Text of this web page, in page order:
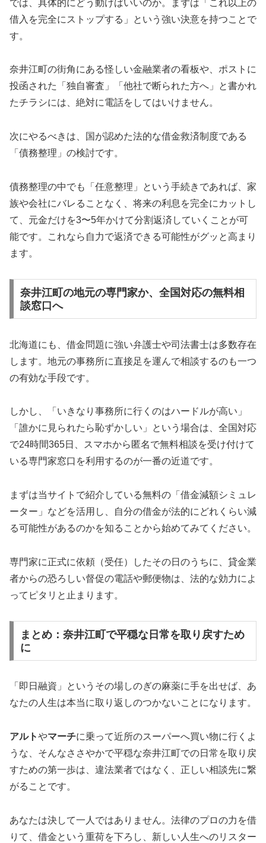
では、具体的にどう動けばいいのか。まずは「これ以上の
借入を完全にストップする」という強い決意を持つことで
す。
奈井江町の街角にある怪しい金融業者の看板や、ポストに
投函された「独自審査」「他社で断られた方へ」と書かれ
たチラシには、絶対に電話をしてはいけません。
次にやるべきは、国が認めた法的な借金救済制度である
「債務整理」の検討です。
債務整理の中でも「任意整理」という手続きであれば、家
族や会社にバレることなく、将来の利息を完全にカットし
て、元金だけを3〜5年かけて分割返済していくことが可
能です。これなら自力で返済できる可能性がグッと高まり
ます。
奈井江町の地元の専門家か、全国対応の無料相
談窓口へ
北海道にも、借金問題に強い弁護士や司法書士は多数存在
します。地元の事務所に直接足を運んで相談するのも一つ
の有効な手段です。
しかし、「いきなり事務所に行くのはハードルが高い」
「誰かに見られたら恥ずかしい」という場合は、全国対応
で24時間365日、スマホから匿名で無料相談を受け付けて
いる専門家窓口を利用するのが一番の近道です。
まずは当サイトで紹介している無料の「借金減額シミュレ
ーター」などを活用し、自分の借金が法的にどれくらい減
る可能性があるのかを知ることから始めてみてください。
専門家に正式に依頼（受任）したその日のうちに、貸金業
者からの恐ろしい督促の電話や郵便物は、法的な効力によ
ってピタリと止まります。
まとめ：奈井江町で平穏な日常を取り戻すため
に
「即日融資」というその場しのぎの麻薬に手を出せば、あ
なたの人生は本当に取り返しのつかないことになります。
アルトやマーチに乗って近所のスーパーへ買い物に行くよ
うな、そんなささやかで平穏な奈井江町での日常を取り戻
すための第一歩は、違法業者ではなく、正しい相談先に繋
がることです。
あなたは決して一人ではありません。法律のプロの力を借
りて、借金という重荷を下ろし、新しい人生へのリスター